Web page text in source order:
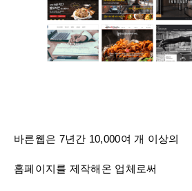
바른웹은 7년간 10,000여 개 이상의
홈페이지를 제작해온 업체로써